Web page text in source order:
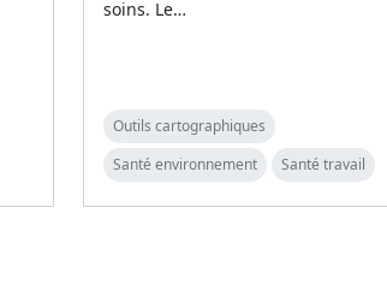
soins. Le…
Outils cartographiques
Santé environnement
Santé travail